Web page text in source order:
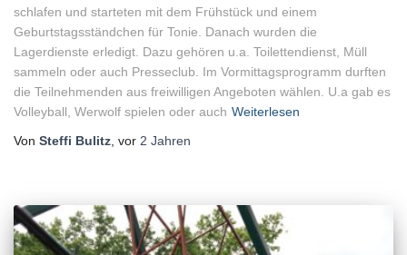
schlafen und starteten mit dem Frühstück und einem
Geburtstagsständchen für Tonie. Danach wurden die
Lagerdienste erledigt. Dazu gehören u.a. Toilettendienst, Müll
sammeln oder auch Presseclub. Im Vormittagsprogramm durften
die Teilnehmenden aus freiwilligen Angeboten wählen. U.a gab es
Volleyball, Werwolf spielen oder auch Weiterlesen
Von Steffi Bulitz , vor 2 Jahren